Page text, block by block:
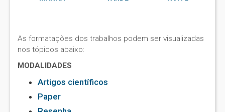
As formatações dos trabalhos podem ser visualizadas
nos tópicos abaixo:
MODALIDADES
Artigos científicos
Paper